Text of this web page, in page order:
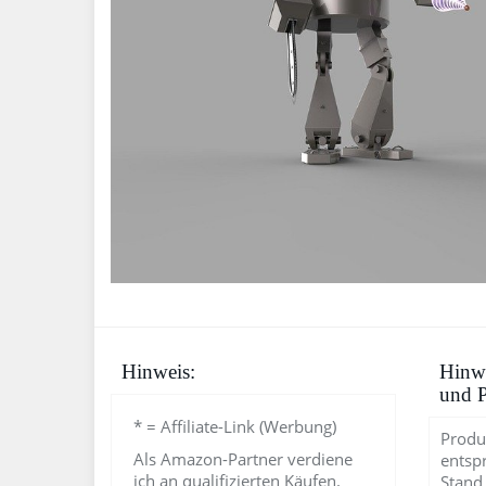
Hinweis:
* = Affiliate-Link (Werbung)
Als Amazon-Partner verdiene
ich an qualifizierten Käufen.
und